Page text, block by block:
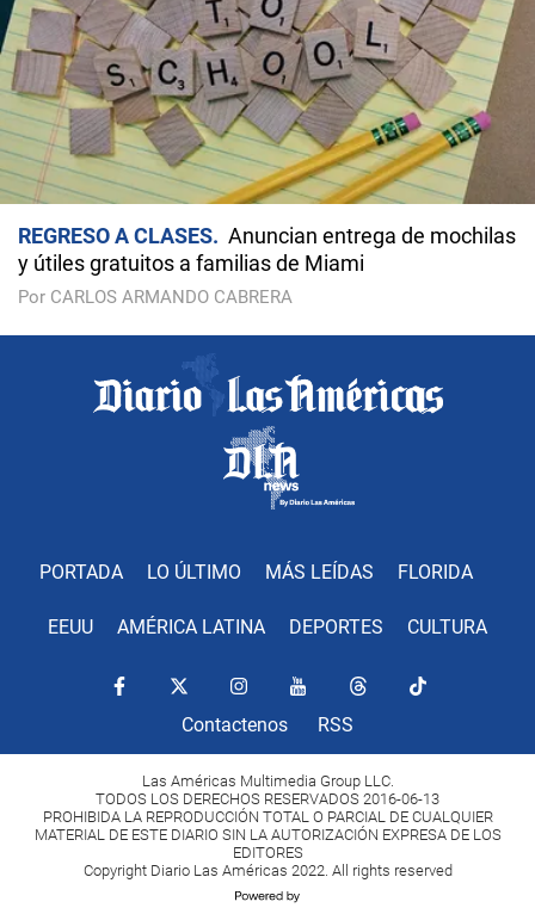
REGRESO A CLASES
Anuncian entrega de mochilas
y útiles gratuitos a familias de Miami
Por CARLOS ARMANDO CABRERA
PORTADA LO ÚLTIMO MÁS LEÍDAS FLORIDA
EEUU AMÉRICA LATINA DEPORTES CULTURA
Contactenos RSS
Las Américas Multimedia Group LLC.
TODOS LOS DERECHOS RESERVADOS 2016-06-13
PROHIBIDA LA REPRODUCCIÓN TOTAL O PARCIAL DE CUALQUIER
MATERIAL DE ESTE DIARIO SIN LA AUTORIZACIÓN EXPRESA DE LOS
EDITORES
Copyright Diario Las Américas 2022. All rights reserved